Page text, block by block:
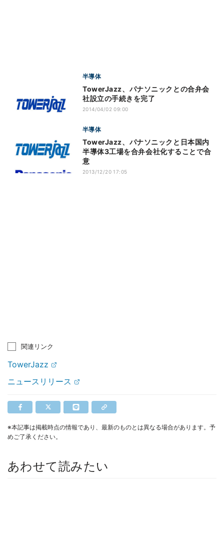
半導体
TowerJazz、パナソニックとの合弁会
社設立の手続きを完了
2014/04/02 09:00
半導体
TowerJazz、パナソニックと日本国内
半導体3工場を合弁会社化することで合
意
2013/12/20 17:05
関連リンク
TowerJazz
ニュースリリース
※本記事は掲載時点の情報であり、最新のものとは異なる場合があります。予
めご了承ください。
あわせて読みたい